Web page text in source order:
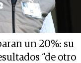
un 20%: su
“de otro